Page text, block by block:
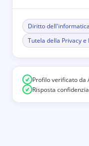
Diritto
Tutela della Privacy e
Profilo verificato da
Risposta